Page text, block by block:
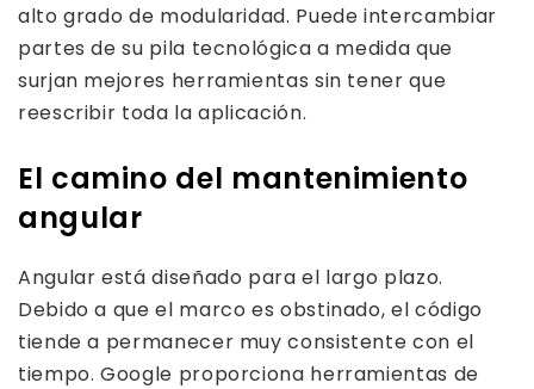
alto grado de modularidad. Puede intercambiar
partes de su pila tecnológica a medida que
surjan mejores herramientas sin tener que
reescribir toda la aplicación.
El camino del mantenimiento
angular
Angular está diseñado para el largo plazo.
Debido a que el marco es obstinado, el código
tiende a permanecer muy consistente con el
tiempo. Google proporciona herramientas de